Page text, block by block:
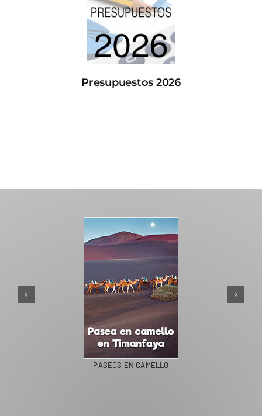
Presupuestos 2026
PASEOS EN CAMELLO